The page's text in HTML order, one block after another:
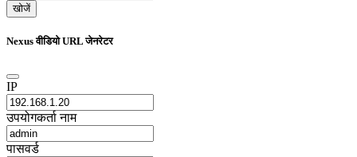
खोजें
Nexus वीडियो URL जेनरेटर
IP
उपयोगकर्ता नाम
पासवर्ड